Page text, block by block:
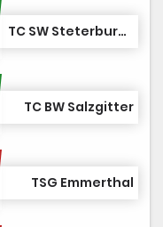
TC SW Steterburg II
TC BW Salzgitter
TSG Emmerthal